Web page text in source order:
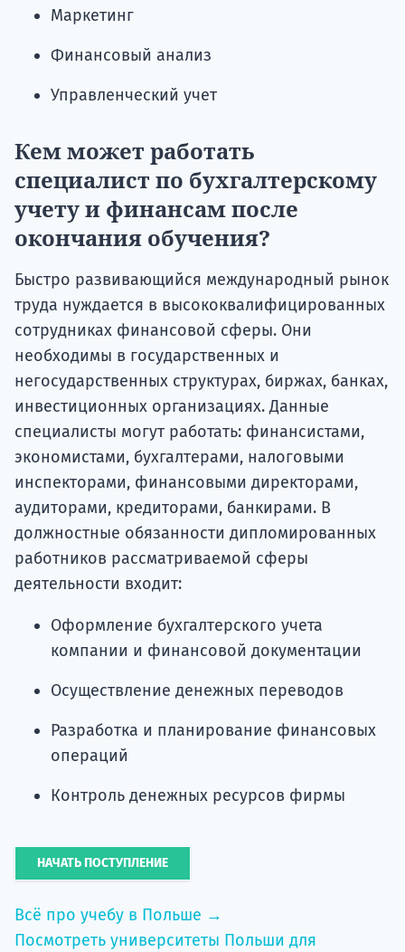
Маркетинг
Финансовый анализ
Управленческий учет
Кем может работать
специалист по бухгалтерскому
учету и финансам после
окончания обучения?
Быстро развивающийся международный рынок
труда нуждается в высококвалифицированных
сотрудниках финансовой сферы. Они
необходимы в государственных и
негосударственных структурах, биржах, банках,
инвестиционных организациях. Данные
специалисты могут работать: финансистами,
экономистами, бухгалтерами, налоговыми
инспекторами, финансовыми директорами,
аудиторами, кредиторами, банкирами. В
должностные обязанности дипломированных
работников рассматриваемой сферы
деятельности входит:
Оформление бухгалтерского учета
компании и финансовой документации
Осуществление денежных переводов
Разработка и планирование финансовых
операций
Контроль денежных ресурсов фирмы
НАЧАТЬ ПОСТУПЛЕНИЕ
Всё про учебу в Польше →
Посмотреть университеты Польши для